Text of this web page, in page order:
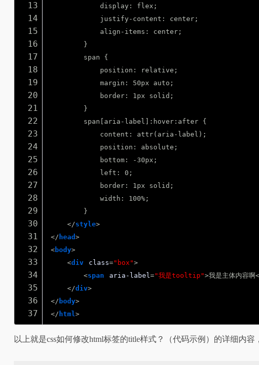
13
14
15
16
17
18
19
20
21
22
23
24
25
26
27
28
29
30
31
32
33
34
35
36
37
display: flex;
justify-content: center;
align-items: center;
}
span {
position: relative;
margin: 50px auto;
border: 1px solid;
}
span[aria-label]:hover:after {
content: attr(aria-label);
position: absolute;
bottom: -30px;
left: 0;
border: 1px solid;
width: 100%;
}
</style>
</ head >
<body>
<div class="box">
<span aria-label="我是tooltip">我是主体内容啊
</div>
</ body>
</ html>
以上就是css如何修改html标签的title样式？（代码示例）的详细内容